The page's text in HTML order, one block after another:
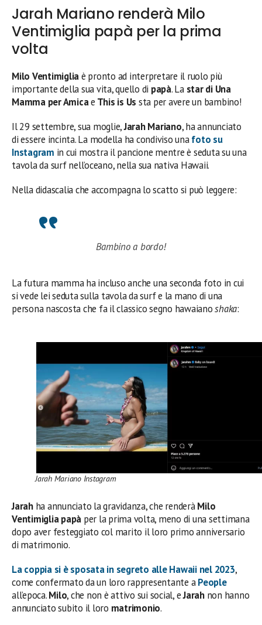
Jarah Mariano renderà Milo
Ventimiglia papà per la prima
volta
Milo Ventimigliaè pronto ad interpretare il ruolo più
importante della sua vita, quello di papà. La star di Una
Mamma per Amicae This is Us sta per avere un bambino!
Il 29 settembre, sua moglie,Jarah Mariano, ha annunciato
di essere incinta. La modella ha condiviso unafoto su
Instagram in cui mostra il pancione mentre è seduta su una
tavola da surf nell’oceano, nella sua nativa Hawaii.
Nella didascalia che accompagna lo scatto si può leggere:
Bambino a bordo!
La futura mamma ha incluso anche una seconda foto in cui
si vede lei seduta sulla tavola da surf e la mano di una
persona nascosta che fa il classico segno hawaianoshaka:
Jarah Mariano Instagram
Jarahha annunciato la gravidanza, che renderàMilo
Ventimiglia papà per la prima volta, meno di una settimana
dopo aver festeggiato col marito il loro primo anniversario
di matrimonio.
La coppia si è sposata in segreto alle Hawaii nel 2023,
come confermato da un loro rappresentante aPeople
all’epoca.Milo, che non è attivo sui social, eJarahnon hanno
annunciato subito il loro matrimonio.